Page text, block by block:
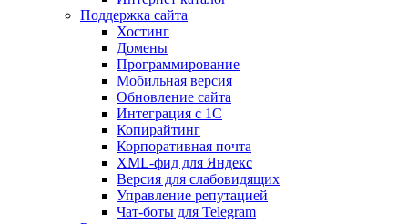
Поддержка сайта
Хостинг
Домены
Программирование
Мобильная версия
Обновление сайта
Интеграция с 1С
Копирайтинг
Корпоративная почта
XML-фид для Яндекс
Версия для слабовидящих
Управление репутацией
Чат-боты для Telegram